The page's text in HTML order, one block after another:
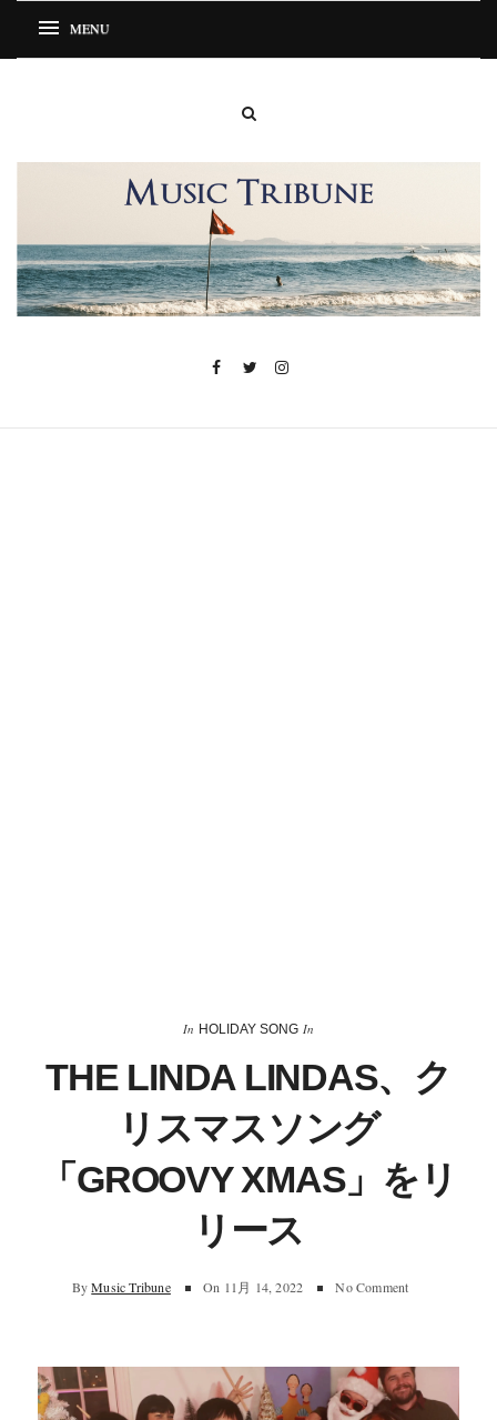
In HOLIDAY SONG In
THE LINDA LINDAS、ク
リスマスソング
「GROOVY XMAS」をリ
リース
By Music Tribune On 11月 14, 2022 No Comment